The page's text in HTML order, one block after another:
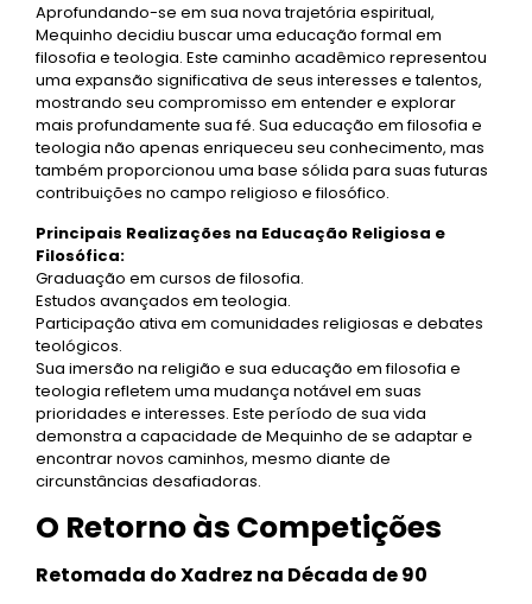
Aprofundando-se em sua nova trajetória espiritual,
Mequinho decidiu buscar uma educação formal em
filosofia e teologia. Este caminho acadêmico representou
uma expansão significativa de seus interesses e talentos,
mostrando seu compromisso em entender e explorar
mais profundamente sua fé. Sua educação em filosofia e
teologia não apenas enriqueceu seu conhecimento, mas
também proporcionou uma base sólida para suas futuras
contribuições no campo religioso e filosófico.
Principais Realizações na Educação Religiosa e
Filosófica:
Graduação em cursos de filosofia.
Estudos avançados em teologia.
Participação ativa em comunidades religiosas e debates
teológicos.
Sua imersão na religião e sua educação em filosofia e
teologia refletem uma mudança notável em suas
prioridades e interesses. Este período de sua vida
demonstra a capacidade de Mequinho de se adaptar e
encontrar novos caminhos, mesmo diante de
circunstâncias desafiadoras.
O Retorno às Competições
Retomada do Xadrez na Década de 90